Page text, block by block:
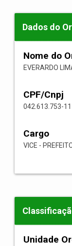
Dados do
Nome do
EVERARDO
CPF/Cnpj
042.613.753-11
Cargo
VICE -
Unidade